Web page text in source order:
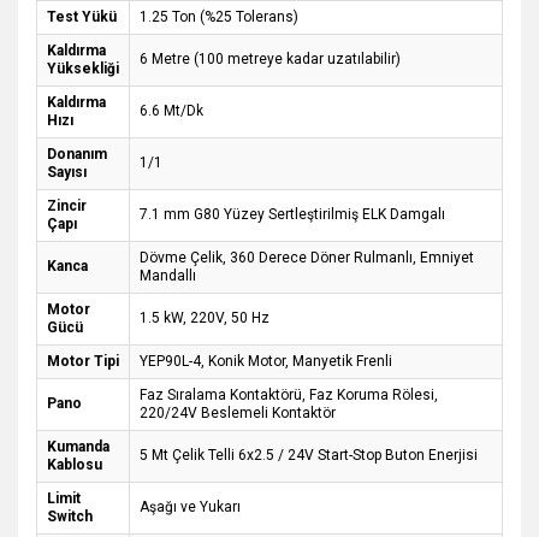
Test Yükü
1.25 Ton (%25 Tolerans)
Kaldırma
Yüksekliği
6 Metre (100 metreye kadar uzatılabilir)
Kaldırma
Hızı
6.6 Mt/Dk
Donanım
Sayısı
1/1
Zincir
Çapı
7.1 mm G80 Yüzey Sertleştirilmiş ELK Damgalı
Kanca
Dövme Çelik, 360 Derece Döner Rulmanlı, Emniyet
Mandallı
Motor
Gücü
1.5 kW, 220V, 50 Hz
Motor Tipi YEP90L-4, Konik Motor, Manyetik Frenli
Pano
Faz Sıralama Kontaktörü, Faz Koruma Rölesi,
220/24V Beslemeli Kontaktör
Kumanda
Kablosu
5 Mt Çelik Telli 6x2.5 / 24V Start-Stop Buton Enerjisi
Limit
Switch
Aşağı ve Yukarı